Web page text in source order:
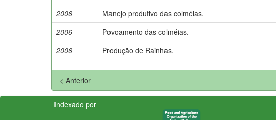
2006
Manejo produtivo das colméias.
2006
Povoamento das colméias.
2006
Produção de Rainhas.
< Anterior
Indexado por